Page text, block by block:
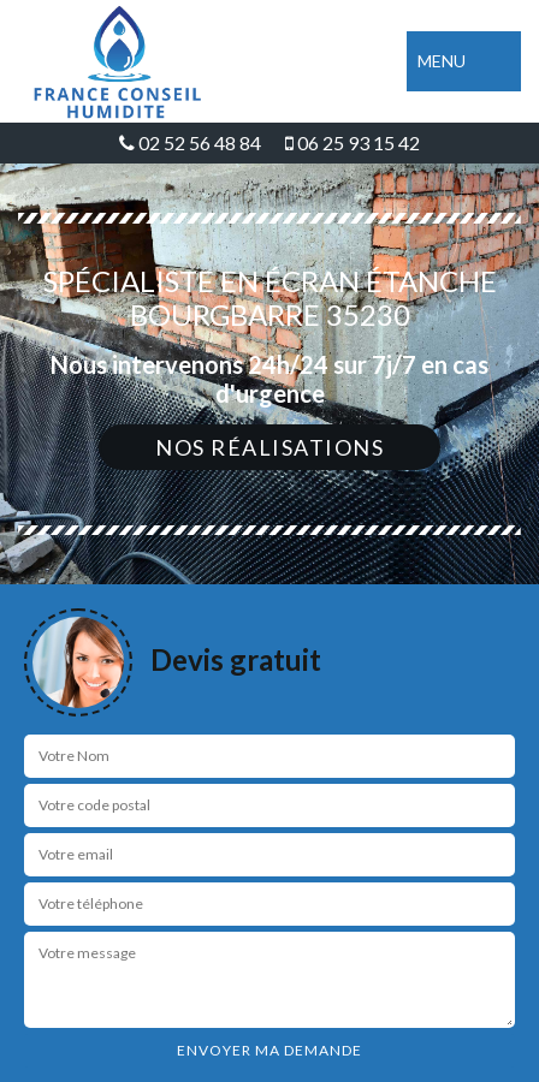
MENU
02 52 56 48 84 06 25 93 15 42
SPÉCIALISTE EN ÉCRAN ÉTANCHE
BOURGBARRE 35230
Nous intervenons 24h/24 sur 7j/7 en cas
d'urgence
NOS RÉALISATIONS
Devis gratuit